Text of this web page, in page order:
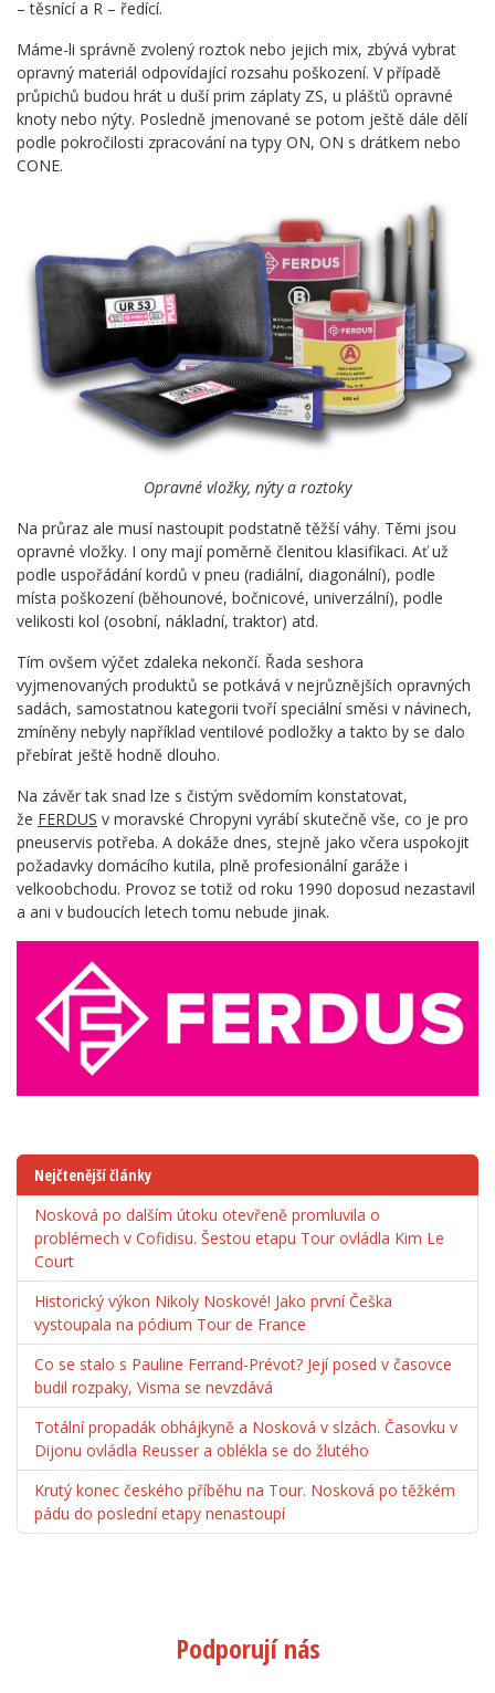
– těsnící a R – ředící.
Máme-li správně zvolený roztok nebo jejich mix, zbývá vybrat
opravný materiál odpovídající rozsahu poškození. V případě
průpichů budou hrát u duší prim záplaty ZS, u plášťů opravné
knoty nebo nýty. Posledně jmenované se potom ještě dále dělí
podle pokročilosti zpracování na typy ON, ON s drátkem nebo
CONE.
Opravné vložky, nýty a roztoky
Na průraz ale musí nastoupit podstatně těžší váhy. Těmi jsou
opravné vložky. I ony mají poměrně členitou klasifikaci. Ať už
podle uspořádání kordů v pneu (radiální, diagonální), podle
místa poškození (běhounové, bočnicové, univerzální), podle
velikosti kol (osobní, nákladní, traktor) atd.
Tím ovšem výčet zdaleka nekončí. Řada seshora
vyjmenovaných produktů se potkává v nejrůznějších opravných
sadách, samostatnou kategorii tvoří speciální směsi v návinech,
zmíněny nebyly například ventilové podložky a takto by se dalo
přebírat ještě hodně dlouho.
Na závěr tak snad lze s čistým svědomím konstatovat,
že FERDUS v moravské Chropyni vyrábí skutečně vše, co je pro
pneuservis potřeba. A dokáže dnes, stejně jako včera uspokojit
požadavky domácího kutila, plně profesionální garáže i
velkoobchodu. Provoz se totiž od roku 1990 doposud nezastavil
a ani v budoucích letech tomu nebude jinak.
Nejčtenější články
Nosková po dalším útoku otevřeně promluvila o
problémech v Cofidisu. Šestou etapu Tour ovládla Kim Le
Court
Historický výkon Nikoly Noskové! Jako první Češka
vystoupala na pódium Tour de France
Co se stalo s Pauline Ferrand-Prévot? Její posed v časovce
budil rozpaky, Visma se nevzdává
Totální propadák obhájkyně a Nosková v slzách. Časovku v
Dijonu ovládla Reusser a oblékla se do žlutého
Krutý konec českého příběhu na Tour. Nosková po těžkém
pádu do poslední etapy nenastoupí
Podporují nás